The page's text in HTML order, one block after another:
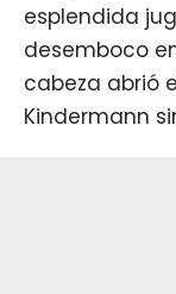
esplendida
desemboco
cabeza abrió
Kindermann